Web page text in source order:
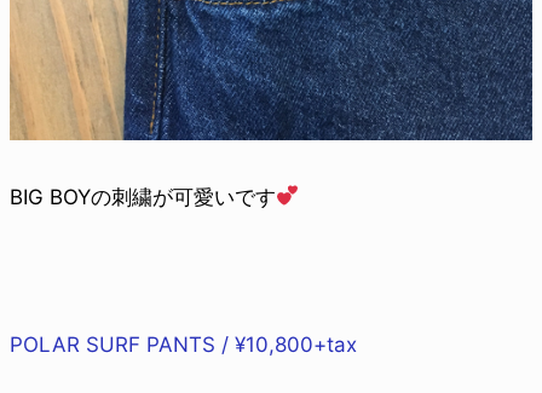
BIG BOYの刺繍が可愛いです
POLAR SURF PANTS / ¥10,800+tax